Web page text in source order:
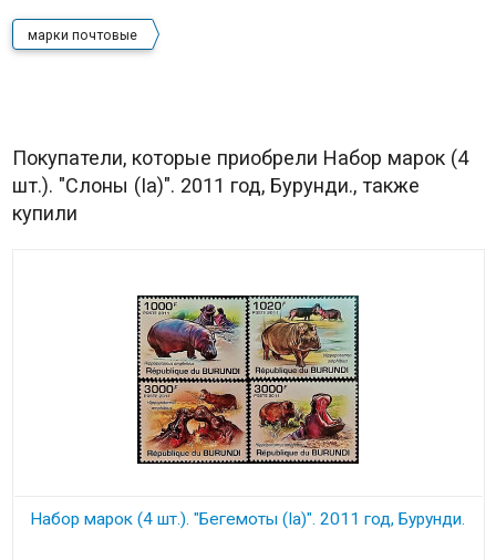
марки почтовые
Покупатели, которые приобрели Набор марок (4
шт.). "Слоны (Ia)". 2011 год, Бурунди., также
купили
Набор марок (4 шт.). "Бегемоты (Ia)". 2011 год, Бурунди.